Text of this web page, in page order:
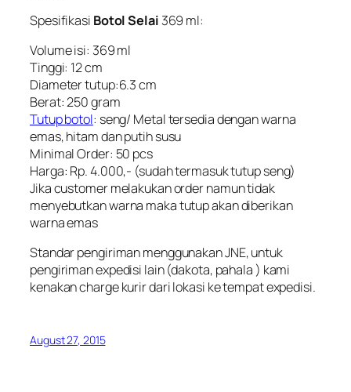
Spesifikasi Botol Selai 369 ml:
Volume isi: 369 ml
Tinggi: 12 cm
Diameter tutup:6.3 cm
Berat: 250 gram
Tutup botol: seng/ Metal tersedia dengan warna
emas, hitam dan putih susu
Minimal Order: 50 pcs
Harga: Rp. 4.000,- (sudah termasuk tutup seng)
Jika customer melakukan order namun tidak
menyebutkan warna maka tutup akan diberikan
warna emas
Standar pengiriman menggunakan JNE, untuk
pengiriman expedisi lain (dakota, pahala ) kami
kenakan charge kurir dari lokasi ke tempat expedisi.
August 27, 2015